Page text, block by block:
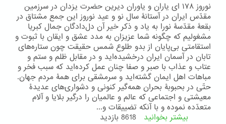
نوروز ۱۷۸ ای یاران و یاوران دیرین حضرت یزدان در سرزمین
مقدّس ایران در آستانۀ سال نو و عید نوروز این جمع مشتاق در
بقعۀ مقدّسۀ نورا به یاد و ذکر خیر آن دل‌دادگان جمال کبریا
مشغولیم که چگونه شما عزیزان به مدد عشق و ایقان با ثبوت و
استقامتی بی‌پایان از بدو طلوع شمس حقیقت چون ستاره‌های
تابان در آسمان ایران درخشیده‌اید و در مقابل ظلم و ستم و
عتاب و عذاب با صبر و صفا چنان عمل کرده‌اید که سبب فخر و
مباهات اهل ایمان گشته‌اید و سرمشقی برای همۀ مردم جهان.
حتّی در بحبوبۀ بحران‌ همه‌گیر کنونی و دشواری‌های عدیدۀ
معیشتی و اجتماعی که عالم و عالمیان را درگیر بلایا و آلام
متعدّده نموده و با آنکه تضییقات و...
بیشتر بخوانید درباره
8618 بازدید